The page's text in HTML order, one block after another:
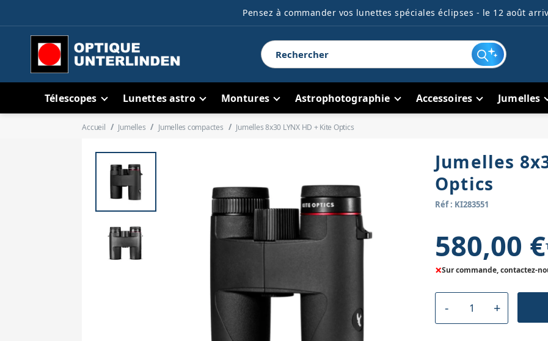
Pensez à commander vos lunettes spéciales éclipses - le 12 août
Télescopes Lunettes astro Montures Astrophotographie Accessoires Jumelles
Accueil Jumelles Jumelles compactes Jumelles 8x30 LYNX HD + Kite Optics
Jumelles
Optics
Réf : KI283551
580,00 €
×Sur commande, contactez-